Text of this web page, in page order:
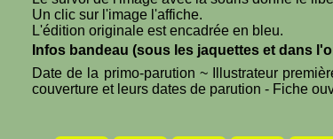
Un clic sur l'image l'affiche.
L'édition originale est encadrée en bleu.
Infos bandeau (sous les jaquettes et dans
Date de la primo-parution ~ Illustrateur
couverture et leurs dates de parution - Fiche